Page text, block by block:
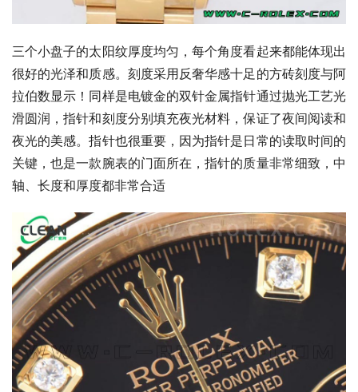
三个小盘子的太阳纹厚度均匀，每个角度看起来都能体现出
很好的光泽和质感。刻度采用反奢华感十足的方砖刻度与阿
拉伯数显示！同样是电镀金的双针金属指针通过抛光工艺光
滑圆润，指针和刻度分别填充夜光材料，保证了夜间阅读和
夜光的美感。指针也很重要，因为指针是日常的读取时间的
关键，也是一款腕表的门面所在，指针的质量非常细致，中
轴、长度和厚度都非常合适